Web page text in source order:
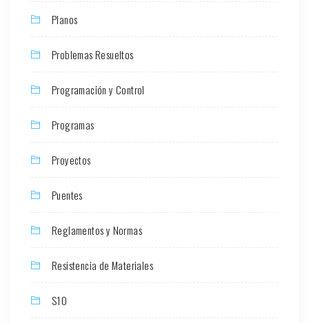
Planos
Problemas Resueltos
Programación y Control
Programas
Proyectos
Puentes
Reglamentos y Normas
Resistencia de Materiales
S10